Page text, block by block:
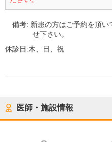
備考: 新患の方はご予約を頂
せ下さい。
休診日:木、日、祝
医師・施設情報